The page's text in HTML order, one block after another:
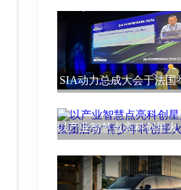
SIA动力总成大会于法国
以产业智慧点亮科创星火